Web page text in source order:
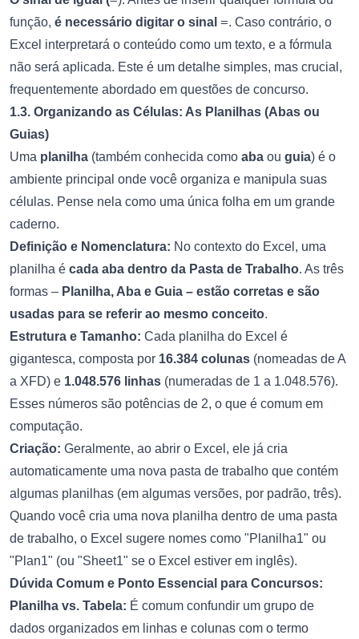
função, é necessário digitar o sinal =. Caso contrário, o
Excel interpretará o conteúdo como um texto, e a fórmula
não será aplicada. Este é um detalhe simples, mas crucial,
frequentemente abordado em questões de concurso.
1.3. Organizando as Células: As Planilhas (Abas ou
Guias)
Uma planilha (também conhecida como aba ou guia) é o
ambiente principal onde você organiza e manipula suas
células. Pense nela como uma única folha em um grande
caderno.
Definição e Nomenclatura: No contexto do Excel, uma
planilha é cada aba dentro da Pasta de Trabalho. As três
formas – Planilha, Aba e Guia – estão corretas e são
usadas para se referir ao mesmo conceito.
Estrutura e Tamanho: Cada planilha do Excel é
gigantesca, composta por 16.384 colunas (nomeadas de A
a XFD) e 1.048.576 linhas (numeradas de 1 a 1.048.576).
Esses números são potências de 2, o que é comum em
computação.
Criação: Geralmente, ao abrir o Excel, ele já cria
automaticamente uma nova pasta de trabalho que contém
algumas planilhas (em algumas versões, por padrão, três).
Quando você cria uma nova planilha dentro de uma pasta
de trabalho, o Excel sugere nomes como "Planilha1" ou
"Plan1" (ou "Sheet1" se o Excel estiver em inglês).
Dúvida Comum e Ponto Essencial para Concursos:
Planilha vs. Tabela: É comum confundir um grupo de
dados organizados em linhas e colunas com o termo